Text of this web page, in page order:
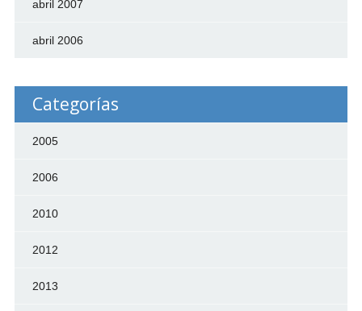
abril 2007
abril 2006
Categorías
2005
2006
2010
2012
2013